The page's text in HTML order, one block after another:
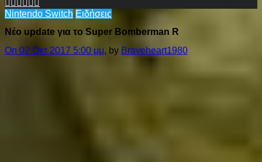
Nintendo Switch Ειδήσεις
Νέο update για το Super Bomberman R
On 02 Οκτ 2017 5:00 μμ, by Braveheart1980